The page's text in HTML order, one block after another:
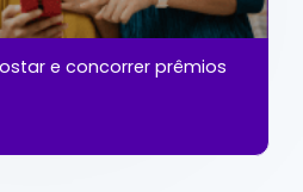
e concorrer prêmios